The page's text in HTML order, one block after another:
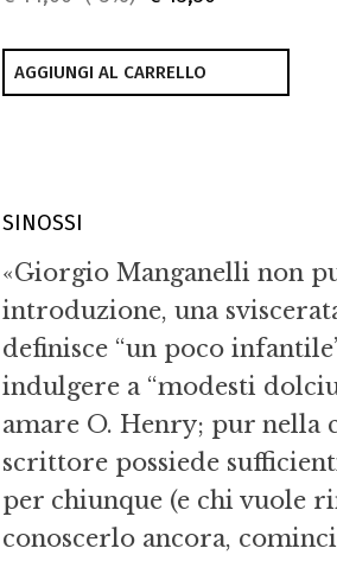
AGGIUNGI AL CARRELLO
SINOSSI
«Giorgio Manganelli non
introduzione, una
definisce “un poco
indulgere a “modesti
amare O. Henry; pur nella
scrittore possiede
per chiunque (e chi vuole
conoscerlo ancora,